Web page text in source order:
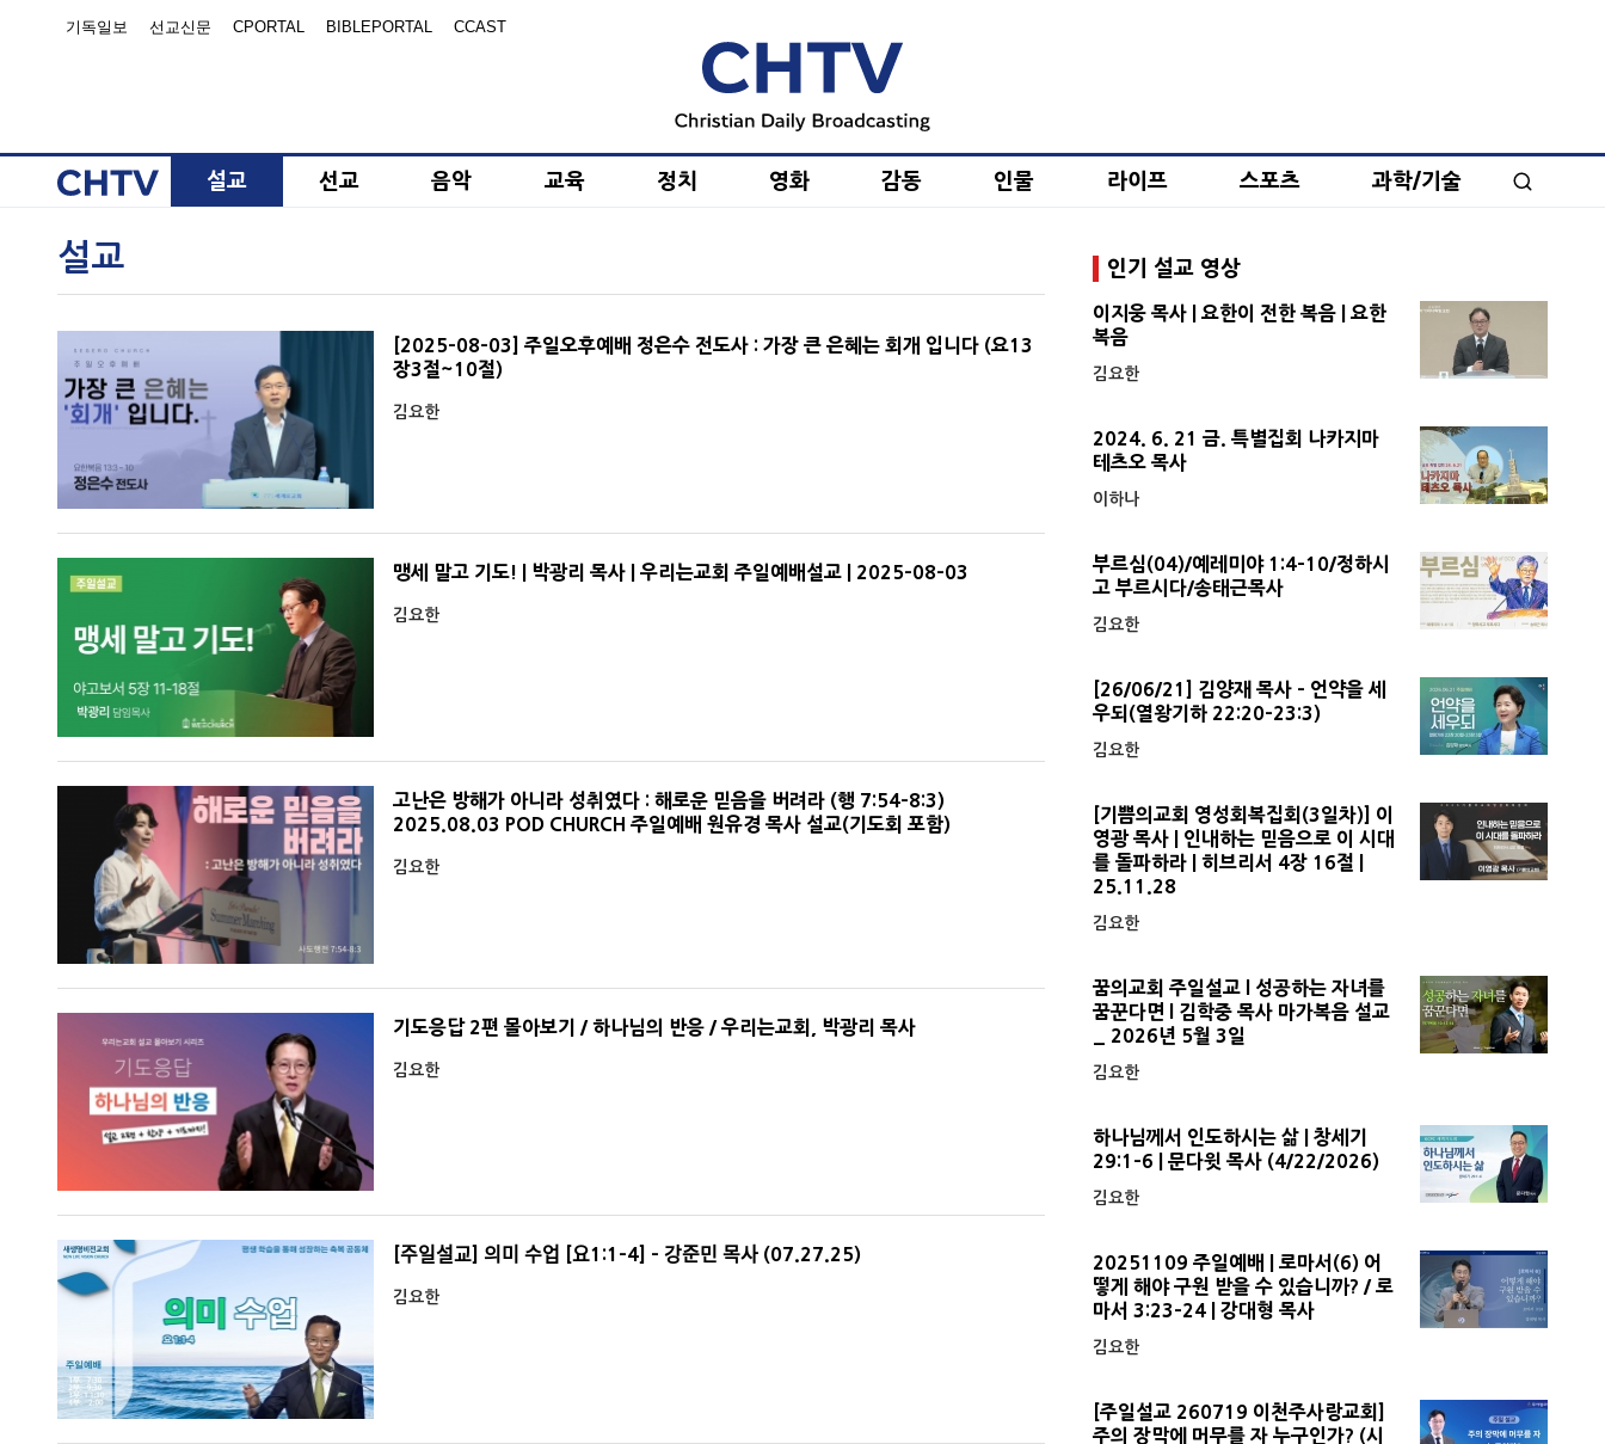
기독일보 선교신문 CPORTAL BIBLEPORTAL CCAST
설교 선교 음악 교육 정치 영화 감동 인물 라이프 스포츠 과학/기술
설교
[2025-08-03] 주일오후예배 정은수 전도사 : 가장 큰 은혜는 회개 입니다 (요13
장3절~10절)
김요한
맹세 말고 기도! | 박광리 목사 | 우리는교회 주일예배설교 | 2025-08-03
김요한
고난은 방해가 아니라 성취였다 : 해로운 믿음을 버려라 (행 7:54-8:3)
2025.08.03 POD CHURCH 주일예배 원유경 목사 설교(기도회 포함)
김요한
기도응답 2편 몰아보기 / 하나님의 반응 / 우리는교회, 박광리 목사
김요한
[주일설교] 의미 수업 [요1:1-4] - 강준민 목사 (07.27.25)
김요한
인기 설교 영상
이지웅 목사 | 요한이 전한 복음 | 요한
복음
김요한
2024. 6. 21 금. 특별집회 나카지마
테츠오 목사
이하나
부르심(04)/예레미야 1:4-10/정하시
고 부르시다/송태근목사
김요한
[26/06/21] 김양재 목사 - 언약을 세
우되(열왕기하 22:20-23:3)
김요한
[기쁨의교회 영성회복집회(3일차)] 이
영광 목사 | 인내하는 믿음으로 이 시대
를 돌파하라 | 히브리서 4장 16절 |
25.11.28
김요한
꿈의교회 주일설교 l 성공하는 자녀를
꿈꾼다면 l 김학중 목사 마가복음 설교
_ 2026년 5월 3일
김요한
하나님께서 인도하시는 삶 | 창세기
29:1-6 | 문다윗 목사 (4/22/2026)
김요한
20251109 주일예배 | 로마서(6) 어
떻게 해야 구원 받을 수 있습니까? / 로
마서 3:23-24 | 강대형 목사
김요한
[주일설교 260719 이천주사랑교회]
주의 장막에 머무를 자 누구인가? (시